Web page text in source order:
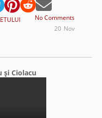
No Comments
Nov
20
şi Ciolacu